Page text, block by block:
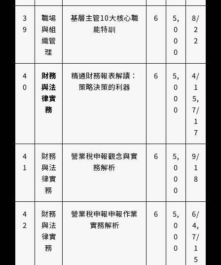
3
9
職場
與組
織管
理
基層主管10大核心職
能特訓
6
5,
0
0
0
8/
2
2
4
0
財務
與法
律實
務
精通財務報表解讀：
策略決策的利器
6
5,
0
0
0
4/
1
5,
7/
1
7
4
1
財務
與法
律實
務
營業稅申報觀念與實
務解析
6
5,
0
0
0
9/
1
8
4
2
財務
與法
律實
務
營業稅申報申報作業
實務解析
6
5,
0
0
0
6/
4,
7/
1
5